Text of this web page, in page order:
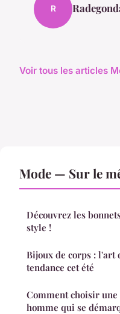
R
Voir tous les articles
Mode — Sur le
Découvrez les
style !
Bijoux de corps : l'art
tendance cet été
Comment choisir
homme qui se